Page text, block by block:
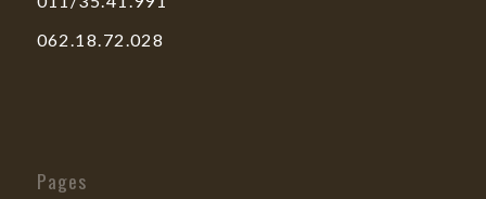
062.18.72.028
Pages